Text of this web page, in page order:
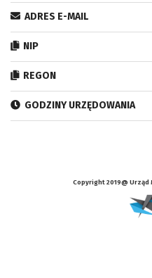
ADRES E-MAIL
NIP
REGON
GODZINY URZĘDOWANIA
Copyright 2019@